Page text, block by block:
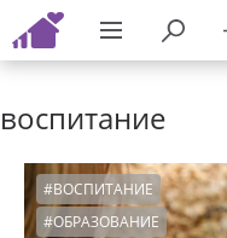
воспитание
#ВОСПИТАНИЕ
#ОБРАЗОВАНИЕ